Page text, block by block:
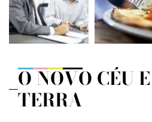
O NOVO CÉU
TERRA